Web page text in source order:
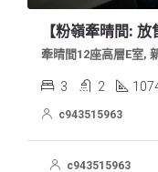
【粉嶺牽晴間:
牽晴間12座高層E室,
3 2
c943515963
c943515963